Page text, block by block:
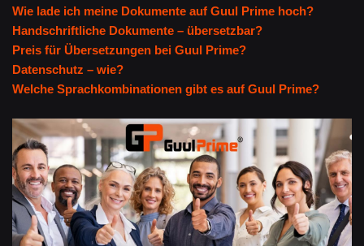
Wie lade ich meine Dokumente auf Guul Prime hoch?
Handschriftliche Dokumente – übersetzbar?
Preis für Übersetzungen bei Guul Prime?
Datenschutz – wie?
Welche Sprachkombinationen gibt es auf Guul Prime?